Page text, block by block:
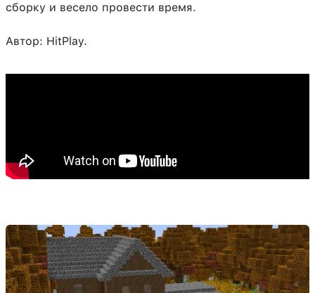
сборку и весело провести время.
Автор: HitPlay.